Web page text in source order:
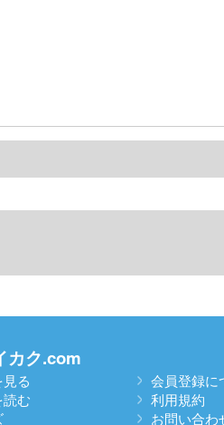
カク.com
る
む
会員登録に
利用規約
お問い合わ